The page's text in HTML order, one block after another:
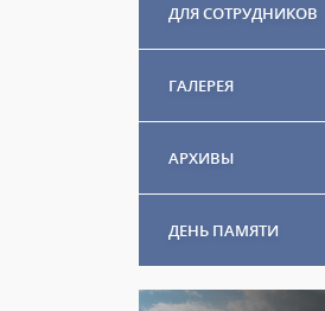
ДЛЯ СОТРУДНИКОВ
ГАЛЕРЕЯ
АРХИВЫ
ДЕНЬ ПАМЯТИ